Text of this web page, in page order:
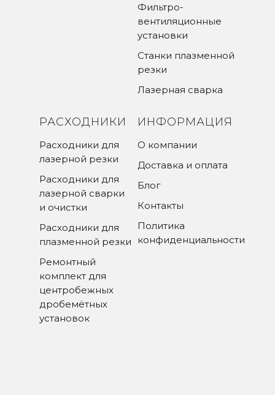
Фильтро-
вентиляционные
установки
Станки плазменной
резки
Лазерная сварка
РАСХОДНИКИ
Расходники для
лазерной резки
Расходники для
лазерной сварки
и очистки
Расходники для
плазменной резки
Ремонтный
комплект для
центробежных
дробемётных
установок
ИНФОРМАЦИЯ
О компании
Доставка и оплата
Блог
Контакты
Политика
конфиденциальности